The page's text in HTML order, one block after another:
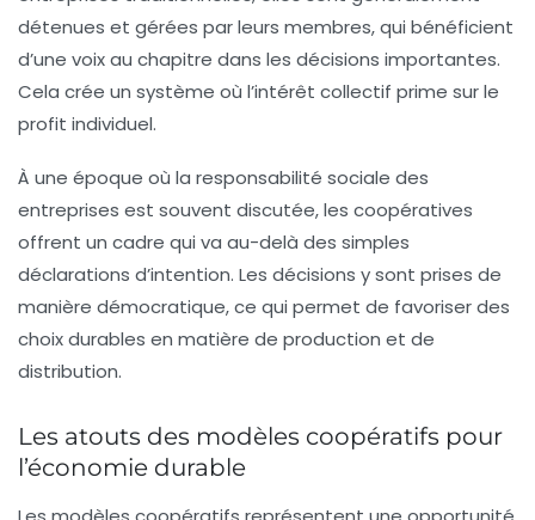
détenues et gérées par leurs membres, qui bénéficient
d’une voix au chapitre dans les décisions importantes.
Cela crée un système où l’intérêt collectif prime sur le
profit individuel.
À une époque où la responsabilité sociale des
entreprises est souvent discutée, les coopératives
offrent un cadre qui va au-delà des simples
déclarations d’intention. Les décisions y sont prises de
manière démocratique, ce qui permet de favoriser des
choix durables en matière de production et de
distribution.
Les atouts des modèles coopératifs pour
l’économie durable